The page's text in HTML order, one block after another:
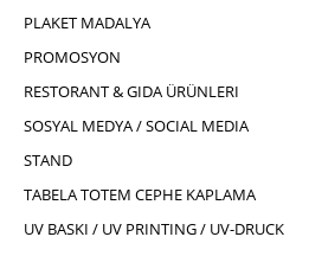
PLAKET MADALYA
PROMOSYON
RESTORANT & GIDA ÜRÜNLERI
SOSYAL MEDYA / SOCIAL MEDIA
STAND
TABELA TOTEM CEPHE KAPLAMA
UV BASKI / UV PRINTING / UV-DRUCK